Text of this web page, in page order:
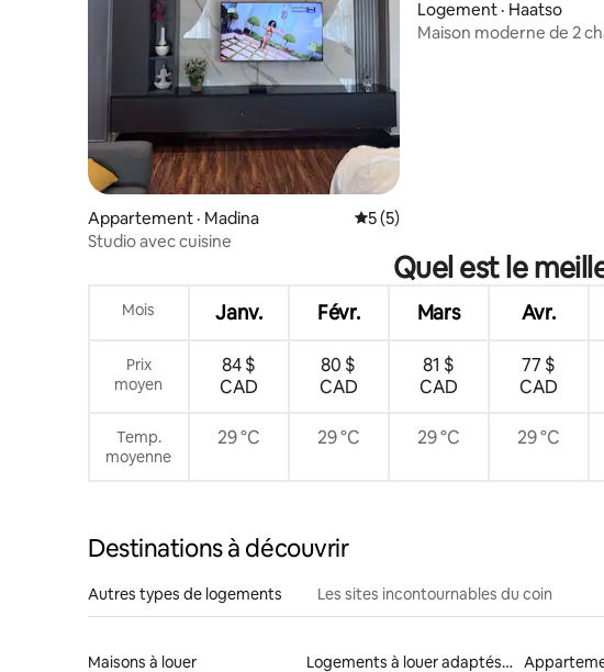
Appartement · Madina Note moyenne de 5 sur 5, 5
5 (5)
Studio avec cuisine
Logement · Haatso
Maison moderne de 2
Quel est le
Mois Janv. Févr. Mars Avr.
Prix
moyen
84 $
CAD
80 $
CAD
81 $
CAD
77 $
CAD
Temp.
moyenne
29 °C 29 °C 29 °C 29 °C
Destinations à découvrir
Autres types de logements Les sites incontournables du coin
Maisons à louer Logements à louer adaptés aux animaux